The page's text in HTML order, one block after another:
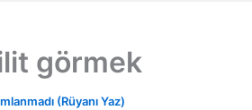
görmek
(Rüyanı Yaz)